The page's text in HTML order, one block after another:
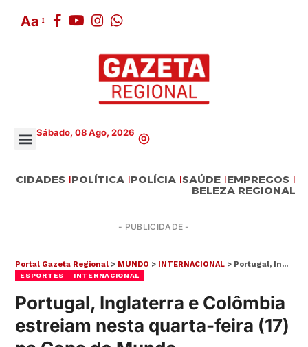
Aa
Sábado, 08 Ago, 2026
CIDADES POLÍTICA POLÍCIA SAÚDE EMPREGOS
BELEZA REGIONAL
- PUBLICIDADE -
Portal Gazeta Regional > MUNDO > INTERNACIONAL > Portugal, Inglaterra e Colômbia estreiam nesta quarta-feira (17) na Copa do Mundo
ESPORTES INTERNACIONAL
Portugal, Inglaterra e Colômbia
estreiam nesta quarta-feira (17)